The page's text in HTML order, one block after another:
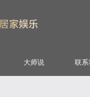
大师说 联系